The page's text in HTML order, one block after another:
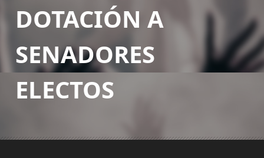
DOTACIÓN A
SENADORES
ELECTOS